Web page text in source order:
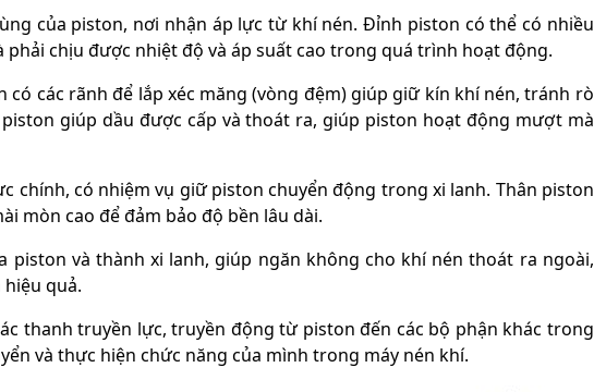
của piston, nơi nhận áp lực từ khí nén. Đỉnh piston có thể có nhiều
phải chịu được nhiệt độ và áp suất cao trong quá trình hoạt động.
có các rãnh để lắp xéc măng (vòng đệm) giúp giữ kín khí nén, tránh rò
giúp dầu được cấp và thoát ra, giúp piston hoạt động mượt mà
chính, có nhiệm vụ giữ piston chuyển động trong xi lanh. Thân piston
mòn cao để đảm bảo độ bền lâu dài.
piston và thành xi lanh, giúp ngăn không cho khí nén thoát ra ngoài,
quả.
thanh truyền lực, truyền động từ piston đến các bộ phận khác trong
và thực hiện chức năng của mình trong máy nén khí.